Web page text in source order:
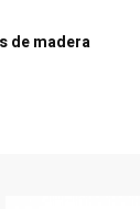
de madera